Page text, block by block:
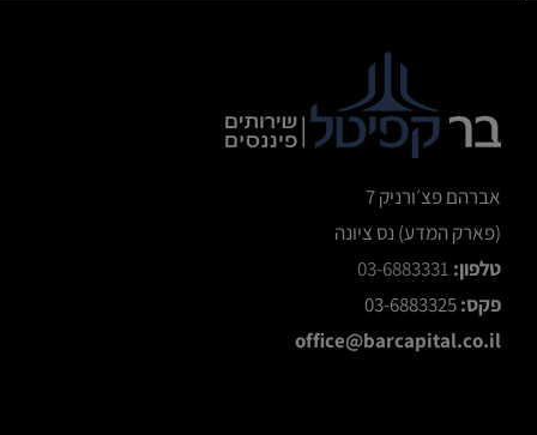
אברהם פצ׳ורניק 7
(פארק המדע) נס ציונה
טלפון:03-6883331
פקס:03-6883325
office@barcapital.co.il